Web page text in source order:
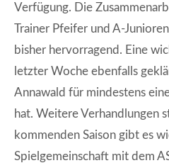
Verfügung. Die
Trainer Pfeifer und A-
bisher hervorragend. Eine
letzter Woche ebenfalls
Annawald für mindestens
hat. Weitere Verhandlungen
kommenden Saison gibt es
Spielgemeinschaft mit dem